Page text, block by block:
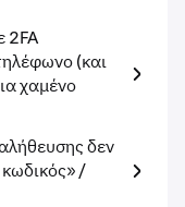
2FA
(και
χαμένο
δεν
/